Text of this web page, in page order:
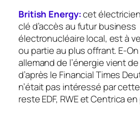
British Energy:cet
clé d’accès au futur business
électronucléaire local, est à
ou partie au plus offrant. E-On
allemand de l’énergie vient
d’après le Financial Times
n’était pas intéressé par
reste EDF, RWE et Centrica